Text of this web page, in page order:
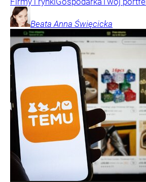
Beata Anna Święcicka